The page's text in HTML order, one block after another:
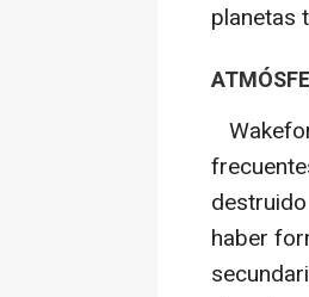
planetas
haber